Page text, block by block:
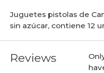
Juguetes pistolas de
sin azúcar, contiene 12
Reviews